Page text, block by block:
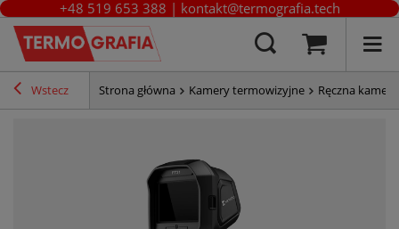
+48 519 653 388 | kontakt@termografia.tech
Wstecz Strona główna Kamery termowizyjne Ręczna